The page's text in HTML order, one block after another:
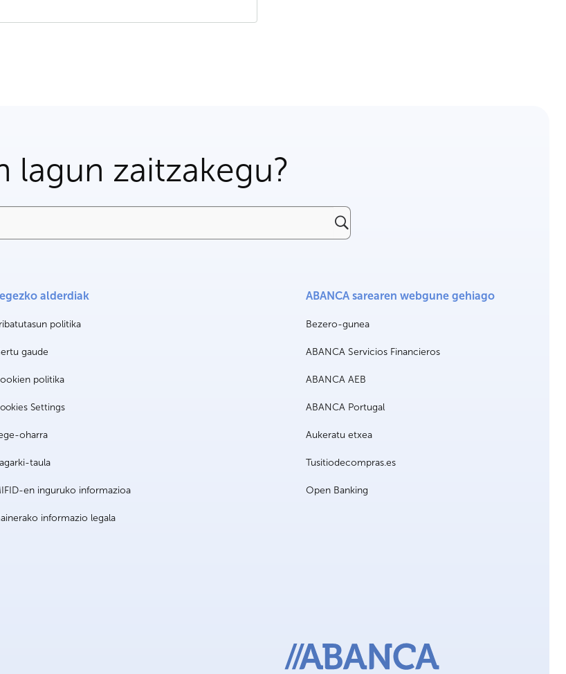
lagun zaitzakegu?
alderdiak
politika
gaude
politika
Settings
oharra
taula
en inguruko informazioa
informazio legala
ABANCA sarearen webgune gehiago
Bezero-gunea
ABANCA Servicios Financieros
ABANCA AEB
ABANCA Portugal
Aukeratu etxea
Tusitiodecompras.es
Open Banking